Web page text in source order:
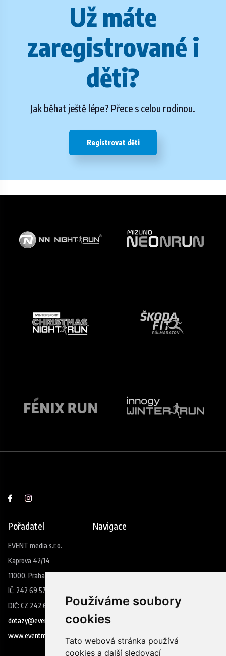
Používáme soubory
cookies
Tato webová stránka používá
cookies a další sledovací
Už máte
zaregistrované i
děti?
Jak běhat ještě lépe? Přece s celou rodinou.
Registrovat děti
Pořadatel
EVENT media s.r.o.
Kaprova 42/14
11000, Praha 1
IČ: 242 69 573
DIČ: CZ 242 69 573
dotazy@eventmedia.cz
www.eventmedia.cz
Navigace